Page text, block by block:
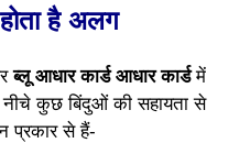
है अलग
ब्लू आधार कार्ड आधार कार्डमें
कुछ बिंदुओं की सहायता से
प्रकार से हैं-